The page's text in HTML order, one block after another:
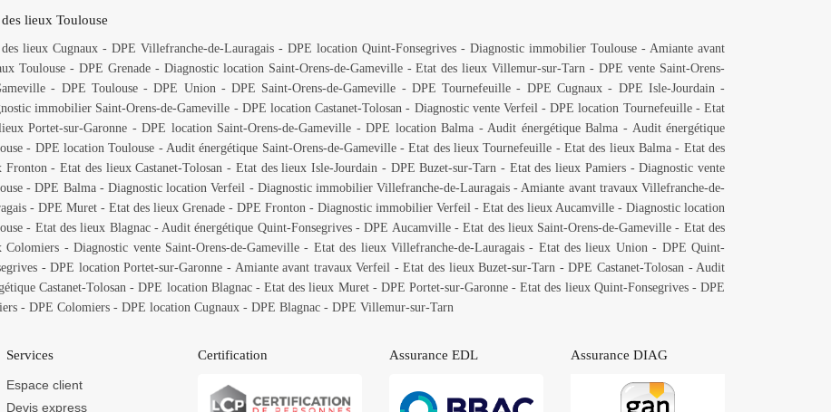
lieux Toulouse
lieux Cugnaux - DPE Villefranche-de-Lauragais - DPE location Quint-Fonsegrives - Diagnostic immobilier Toulouse - Amiante avant
Toulouse- DPE Grenade- Diagnostic location Saint-Orens-de-Gameville-Etat des lieux Villemur-sur-Tarn -DPE vente Saint-Orens-
- DPE Toulouse-DPE Union-DPE Saint-Orens-de-Gameville - DPE Tournefeuille - DPE Cugnaux- DPE Isle-Jourdain-
immobilier Saint-Orens-de-Gameville - DPE location Castanet-Tolosan - Diagnostic vente Verfeil-DPE location Tournefeuille- Etat
Portet-sur-Garonne -DPE location Saint-Orens-de-Gameville -DPE location Balma -Audit énergétique Balma - Audit énergétique
- DPE location Toulouse -Audit énergétique Saint-Orens-de-Gameville-Etat des lieux Tournefeuille -Etat des lieux Balma - Etat des
Fronton-Etat des lieux Castanet-Tolosan - Etat des lieux Isle-Jourdain - DPE Buzet-sur-Tarn - Etat des lieux Pamiers-Diagnostic vente
-DPE Balma- Diagnostic location Verfeil - Diagnostic immobilier Villefranche-de-Lauragais -Amiante avant travaux Villefranche-de-
- DPE Muret - Etat des lieux Grenade - DPE Fronton - Diagnostic immobilier Verfeil - Etat des lieux Aucamville - Diagnostic location
- Etat des lieux Blagnac-Audit énergétique Quint-Fonsegrives-DPE Aucamville-Etat des lieux Saint-Orens-de-Gameville - Etat des
Colomiers -Diagnostic vente Saint-Orens-de-Gameville- Etat des lieux Villefranche-de-Lauragais- Etat des lieux Union- DPE Quint-
-DPE location Portet-sur-Garonne - Amiante avant travaux Verfeil -Etat des lieux Buzet-sur-Tarn -DPE Castanet-Tolosan-Audit
Castanet-Tolosan -DPE location Blagnac-Etat des lieux Muret- DPE Portet-sur-Garonne -Etat des lieux Quint-Fonsegrives-DPE
- DPE Colomiers - DPE location Cugnaux - DPE Blagnac - DPE Villemur-sur-Tarn
Services
Espace client
Devis express
Certification Assurance EDL Assurance DIAG